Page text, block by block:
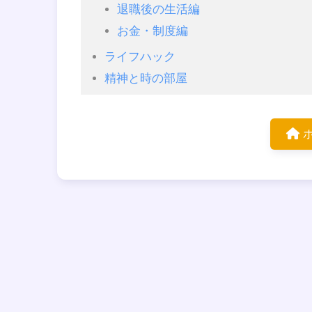
退職後の生活編
お金・制度編
ライフハック
精神と時の部屋